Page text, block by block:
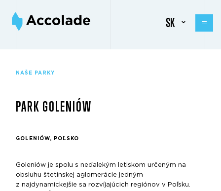
SK
NAŠE PARKY
PARK GOLENIÓW
GOLENIÓW, POĽSKO
Goleniów je spolu s neďalekým letiskom určeným na
obsluhu štetínskej aglomerácie jedným
z najdynamickejšie sa rozvíjajúcich regiónov v Poľsku.